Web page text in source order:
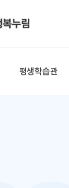
평생학습관